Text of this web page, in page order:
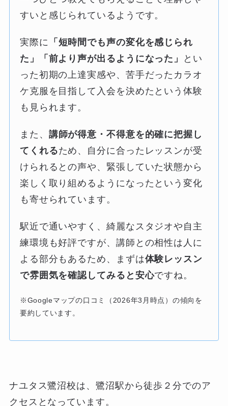
すいと感じられているようです。
実際に 「短時間でも声の変化を感じられ
た」「前より声が出るようになった」
とい
った初期の上達実感や、苦手だったカラオ
ケ克服を目指して入会を決めたという体験
も見られます。
また、 講師が得意・不得意を的確に把握し
てくれるため、自分に合ったレッスンが受
けられるとの声や、緊張していた状態から
楽しく取り組めるようになったという変化
も寄せられています。
駅近で通いやすく、綺麗なスタジオや自主
練環境も好評ですが、講師との相性は人に
よる部分もあるため、まずは体験レッスン
で雰囲気を確認してみると安心ですね。
※Googleマップの口コミ（2026年3月時点）の傾向を
要約しています。
ナユタス鷺沼校は、鷺沼駅から徒歩２分でのア
クセスとなっています。